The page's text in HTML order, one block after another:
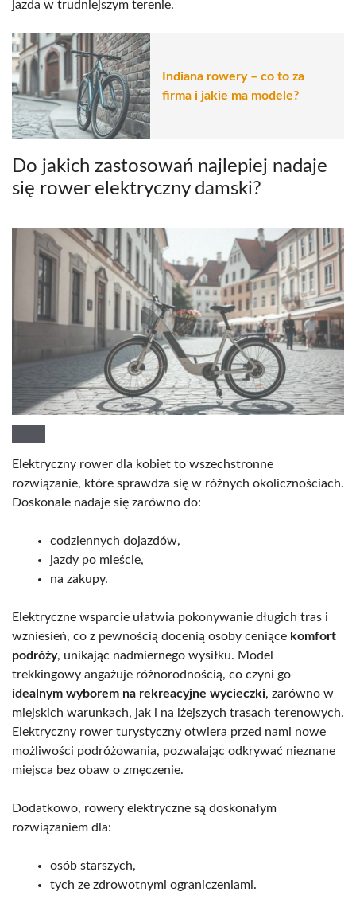
jazda w trudniejszym terenie.
Indiana rowery – co to za
firma i jakie ma modele?
Do jakich zastosowań najlepiej nadaje
się rower elektryczny damski?
Elektryczny rower dla kobiet to wszechstronne
rozwiązanie, które sprawdza się w różnych okolicznościach.
Doskonale nadaje się zarówno do:
codziennych dojazdów,
jazdy po mieście,
na zakupy.
Elektryczne wsparcie ułatwia pokonywanie długich tras i
wzniesień, co z pewnością docenią osoby ceniące komfort
podróży, unikając nadmiernego wysiłku. Model
trekkingowy angażuje różnorodnością, co czyni go
idealnym wyborem na rekreacyjne wycieczki, zarówno w
miejskich warunkach, jak i na lżejszych trasach terenowych.
Elektryczny rower turystyczny otwiera przed nami nowe
możliwości podróżowania, pozwalając odkrywać nieznane
miejsca bez obaw o zmęczenie.
Dodatkowo, rowery elektryczne są doskonałym
rozwiązaniem dla:
osób starszych,
tych ze zdrowotnymi ograniczeniami.